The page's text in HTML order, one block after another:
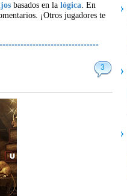
basados en lalógica. En
¡Otros jugadores te
3